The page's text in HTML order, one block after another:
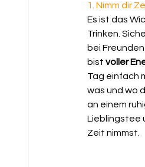
1. Nimm dir
Es ist das
Trinken.
bei
bist voller
Tag einfach
was und wo
an einem
Lieblingstee
Zeit nimmst.